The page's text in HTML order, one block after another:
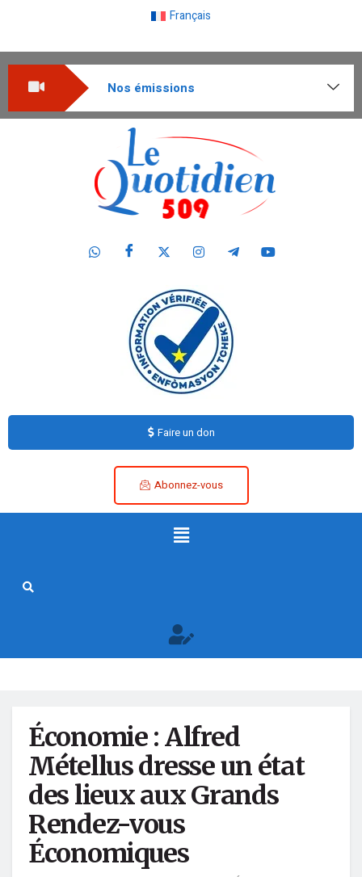
Français
Nos émissions
Faire un don
Abonnez-vous
Économie : Alfred
Métellus dresse un état
des lieux aux Grands
Rendez-vous
Économiques